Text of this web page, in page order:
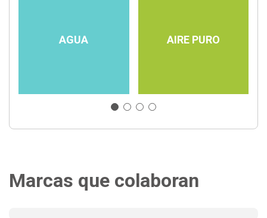
AGUA AIRE PURO
Marcas que colaboran